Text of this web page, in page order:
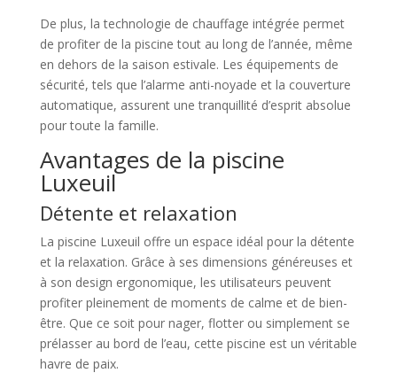
De plus, la technologie de chauffage intégrée permet
de profiter de la piscine tout au long de l’année, même
en dehors de la saison estivale. Les équipements de
sécurité, tels que l’alarme anti-noyade et la couverture
automatique, assurent une tranquillité d’esprit absolue
pour toute la famille.
Avantages de la piscine
Luxeuil
Détente et relaxation
La piscine Luxeuil offre un espace idéal pour la détente
et la relaxation. Grâce à ses dimensions généreuses et
à son design ergonomique, les utilisateurs peuvent
profiter pleinement de moments de calme et de bien-
être. Que ce soit pour nager, flotter ou simplement se
prélasser au bord de l’eau, cette piscine est un véritable
havre de paix.